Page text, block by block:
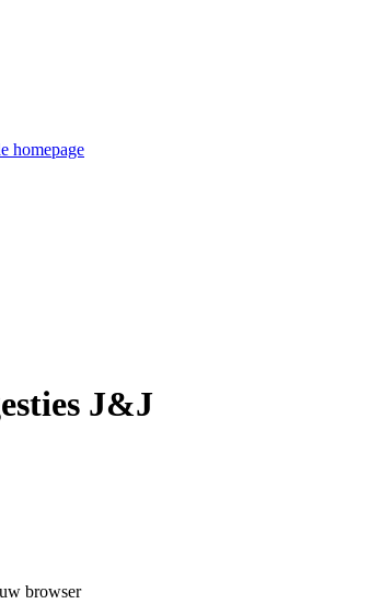
homepage
J&J
browser